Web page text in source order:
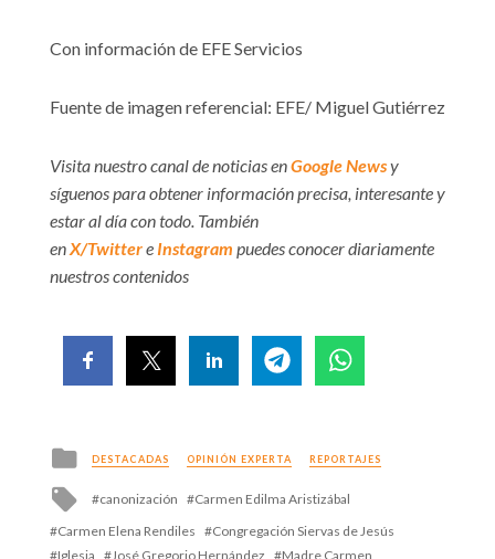
Con información de EFE Servicios
Fuente de imagen referencial: EFE/ Miguel Gutiérrez
Visita nuestro canal de noticias enGoogle Newsy
síguenos para obtener información precisa, interesante y
estar al día con todo. También
enX/Twittere Instagram puedes conocer diariamente
nuestros contenidos
Posted
in
DESTACADAS OPINIÓN EXPERTA REPORTAJES
Tagged
canonización
Carmen Edilma Aristizábal
Carmen Elena Rendiles
Congregación Siervas de Jesús
Iglesia
José Gregorio Hernández Madre Carmen